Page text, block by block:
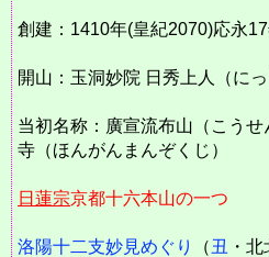
創建：1410年(皇紀2070)応永
開山：玉洞妙院 日秀上人（に
当初名称：廣宣流布山（こう
寺（ほんがんまんぞくじ）
日蓮宗京都十六本山の一つ
洛陽十二支妙見めぐり （ 丑 ・